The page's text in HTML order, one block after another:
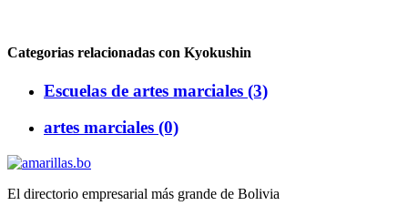
Categorias relacionadas con Kyokushin
Escuelas de artes marciales (3)
artes marciales (0)
El directorio empresarial más grande de Bolivia